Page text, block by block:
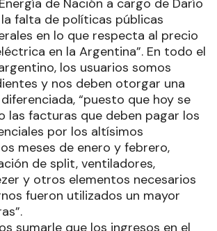
de Nación a cargo de Darío
falta de políticas públicas
en lo que respecta al precio
en la Argentina”. En todo el
los usuarios somos
y nos deben otorgar una
“puesto que hoy se
las facturas que deben pagar los
por los altísimos
meses de enero y febrero,
de split, ventiladores,
y otros elementos necesarios
fueron utilizados un mayor
sumarle que los ingresos en el